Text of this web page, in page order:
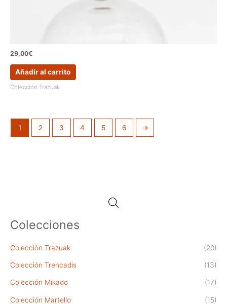
Colecciones
Colección Trazuak (20)
Colección Trencadis (13)
Colección Mikado (17)
Colección Martello (15)
29,00€
Añadir al carrito
Colección Trazuak
1 2 3 4 5 6 →